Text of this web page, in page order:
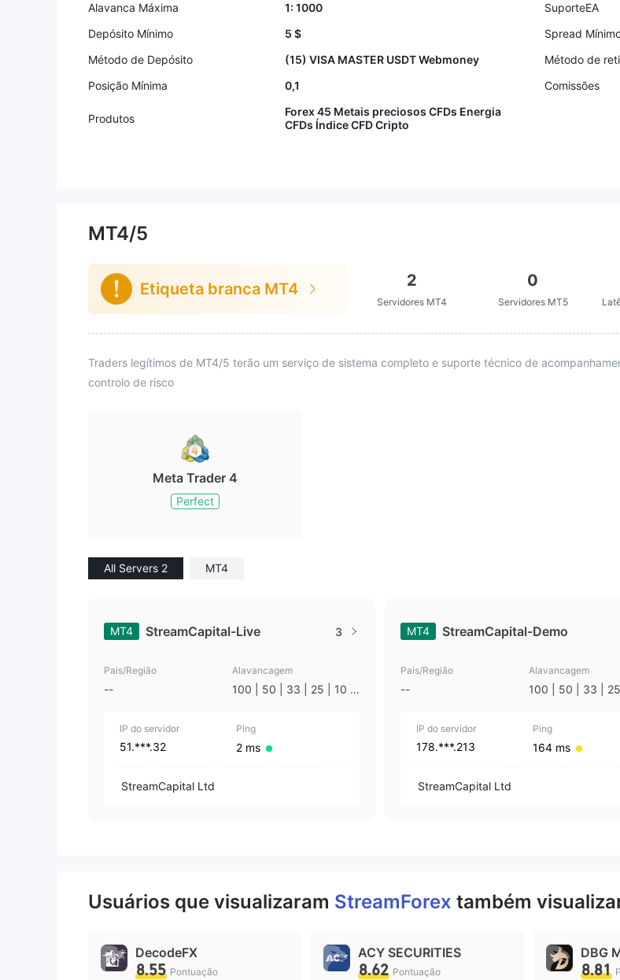
Alavanca Máxima
1: 1000
SuporteEA
Depósito Mínimo
5 $ Spread
Método de Depósito
(15) VISA MASTER USDT Webmoney Método de
Posição Mínima
0,1 Comissões
Produtos
Forex 45 Metais preciosos CFDs Energia
CFDs Índice CFD Cripto
MT4/5
Etiqueta branca MT4 2
Servidores MT4
0
Servidores MT5
Traders legítimos de MT4/5 terão um serviço de sistema completo e suporte técnico de
controlo de risco
Meta Trader 4
Perfect
All Servers 2 MT4
MT4 StreamCapital-Live 3
Pais/Região
--
Alavancagem
100 | 50 | 33 | 25 | 10 |
IP do servidor
51.***.32
Ping
2 ms
StreamCapital Ltd
MT4 StreamCapital-Demo
Pais/Região
--
Alavancagem
100 | 50 | 33 |
IP do servidor
178.***.213
Ping
164 ms
StreamCapital Ltd
Usuários que visualizaram StreamForex também
DecodeFX
8.55 Pontuação
ACY SECURITIES
8.62 Pontuação
DBG
8.81